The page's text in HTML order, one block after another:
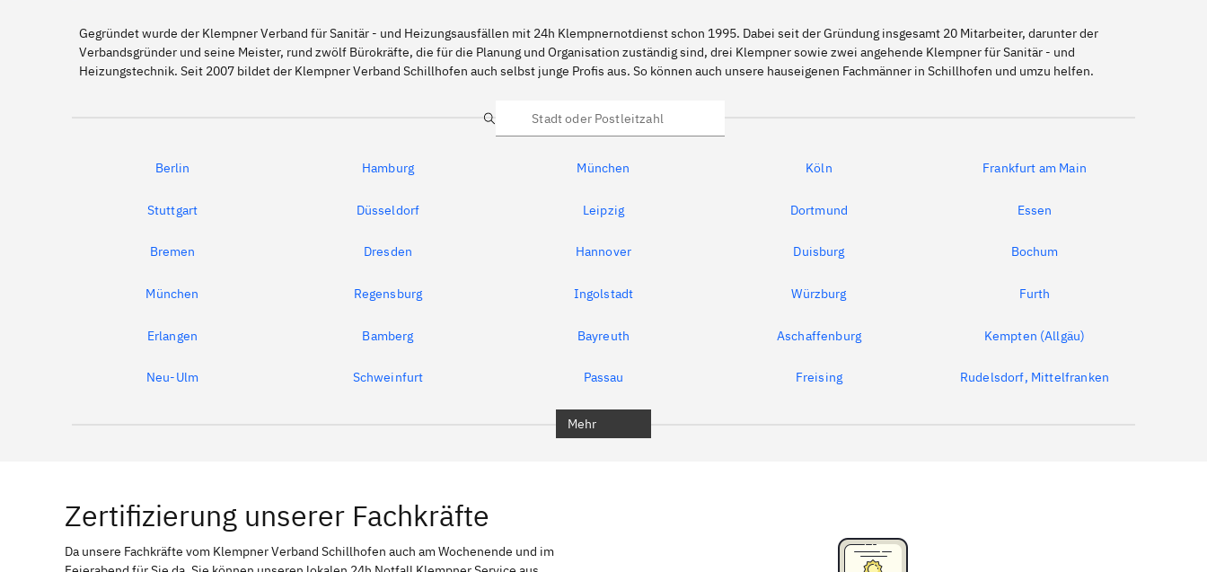
Gegründet wurde der Klempner Verband für Sanitär - und Heizungsausfällen mit 24h Klempnernotdienst schon 1995. Dabei seit der Gründung insgesamt 20 Mitarbeiter, darunter der
Verbandsgründer und seine Meister, rund zwölf Bürokräfte, die für die Planung und Organisation zuständig sind, drei Klempner sowie zwei angehende Klempner für Sanitär - und
Heizungstechnik. Seit 2007 bildet der Klempner Verband Schillhofen auch selbst junge Profis aus. So können auch unsere hauseigenen Fachmänner in Schillhofen und umzu helfen.
Suche
Berlin Hamburg München Köln Frankfurt am Main
Stuttgart Düsseldorf Leipzig Dortmund Essen
Bremen Dresden Hannover Duisburg Bochum
München Regensburg Ingolstadt Würzburg Furth
Erlangen Bamberg Bayreuth Aschaffenburg Kempten (Allgäu)
Neu-Ulm Schweinfurt Passau Freising Rudelsdorf, Mittelfranken
Mehr
Zertifizierung unserer Fachkräfte
Da unsere Fachkräfte vom Klempner Verband Schillhofen auch am Wochenende und im